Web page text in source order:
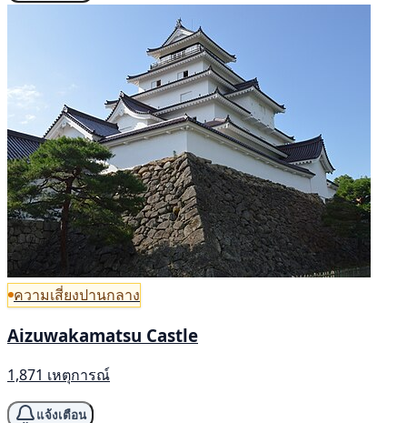
ความเสี่ยงปานกลาง
Aizuwakamatsu Castle
1,871 เหตุการณ์
แจ้งเตือน